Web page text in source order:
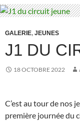
GALERIE, JEUNES
J1 DU
18 OCTOBRE 2022
C’est au tour de nos
première journée du